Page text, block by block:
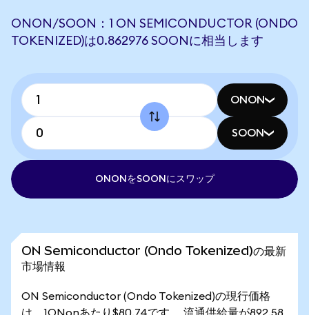
ONON/SOON：1 ON SEMICONDUCTOR (ONDO
TOKENIZED)は0.862976 SOONに相当します
ONON
SOON
ONONをSOONにスワップ
ON Semiconductor (Ondo Tokenized)の最新
市場情報
ON Semiconductor (Ondo Tokenized)の現行価格